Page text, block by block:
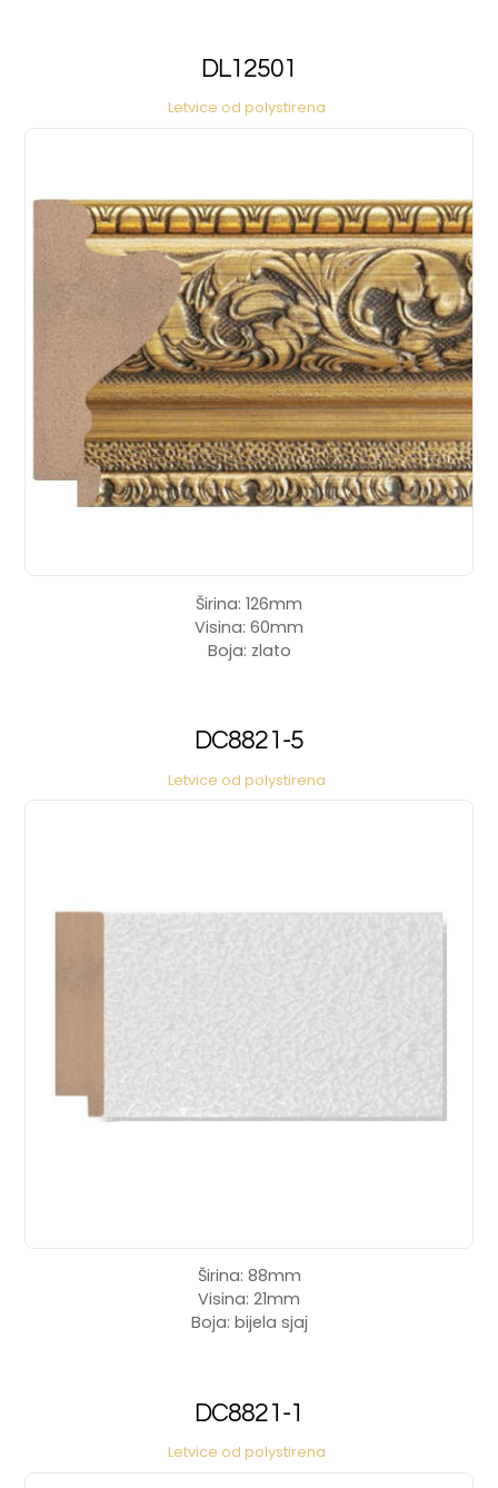
DL12501
Letvice od polystirena
Širina: 126mm
Visina: 60mm
Boja: zlato
DC8821-5
Letvice od polystirena
Širina: 88mm
Visina: 21mm
Boja: bijela sjaj
DC8821-1
Letvice od polystirena